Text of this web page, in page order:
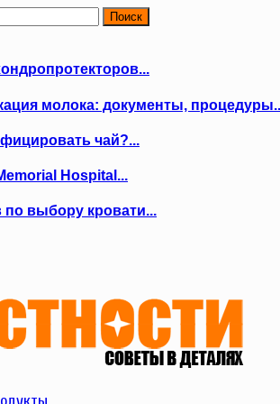
молока: документы,
чай?...
Hospital...
по выбору кровати...